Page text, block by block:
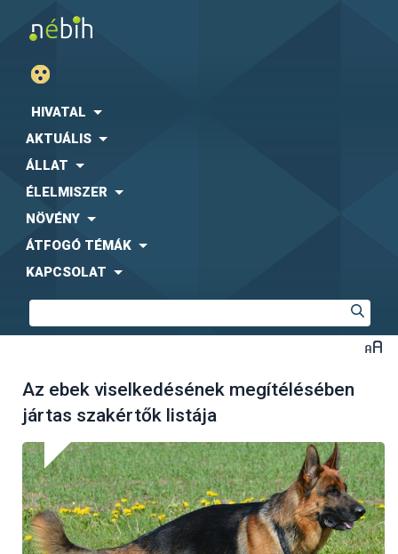
HIVATAL
AKTUÁLIS
ÁLLAT
ÉLELMISZER
NÖVÉNY
ÁTFOGÓ TÉMÁK
KAPCSOLAT
Az ebek viselkedésének megítélésében
jártas szakértők listája